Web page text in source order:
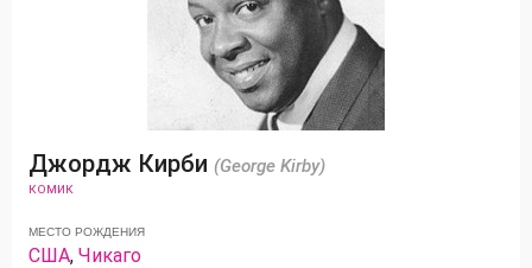
Джордж Кирби (George Kirby)
КОМИК
МЕСТО РОЖДЕНИЯ
США,Чикаго